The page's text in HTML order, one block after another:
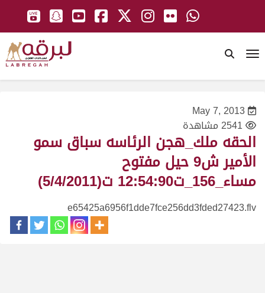
May 7, 2013
2541 مشاهدة
الحقه ملك_هجن الرئاسه سباق سمو
الأمير ش9 حيل مفتوح
مساء_156_ت12:54:90 ت(5/4/2011)
e65425a6956f1dde7fce256dd3fded27423.flv